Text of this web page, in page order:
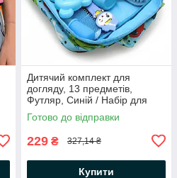
Дитячий комплект для
догляду, 13 предметів,
Футляр, Синій / Набір для
новонароджених / Комплект
для дитячої гігієни
Готово до відправки
229 ₴ 327,14 ₴
Купити